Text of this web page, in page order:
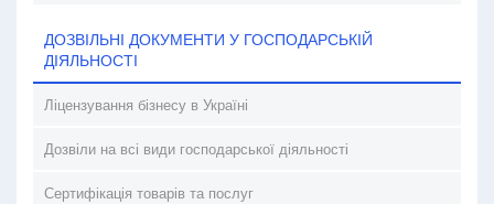
ДОЗВІЛЬНІ ДОКУМЕНТИ У ГОСПОДАРСЬКІЙ
ДІЯЛЬНОСТІ
Ліцензування бізнесу в Україні
Дозвіли на всі види господарської діяльності
Сертифікація товарів та послуг